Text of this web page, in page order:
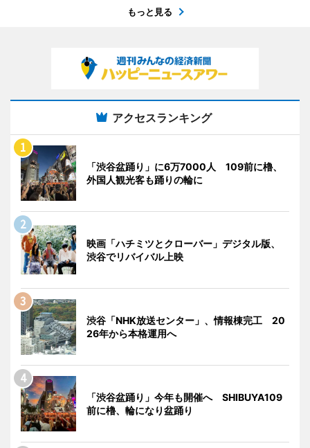
もっと見る
アクセスランキング
「渋谷盆踊り」に6万7000人 109前に櫓、
外国人観光客も踊りの輪に
映画「ハチミツとクローバー」デジタル版、
渋谷でリバイバル上映
渋谷「NHK放送センター」、情報棟完工 20
26年から本格運用へ
「渋谷盆踊り」今年も開催へ SHIBUYA109
前に櫓、輪になり盆踊り